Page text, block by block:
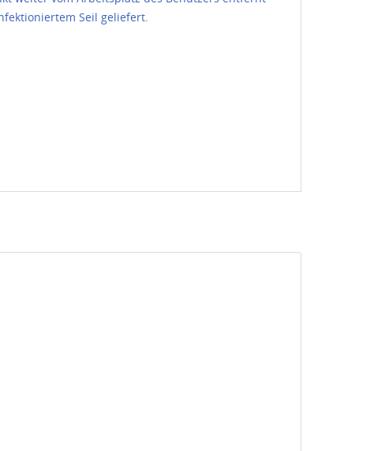
Seil geliefert.